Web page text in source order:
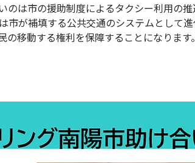
のは市の援助制度によるタクシー利用の
市が補填する公共交通のシステムとして
の移動する権利を保障することになります